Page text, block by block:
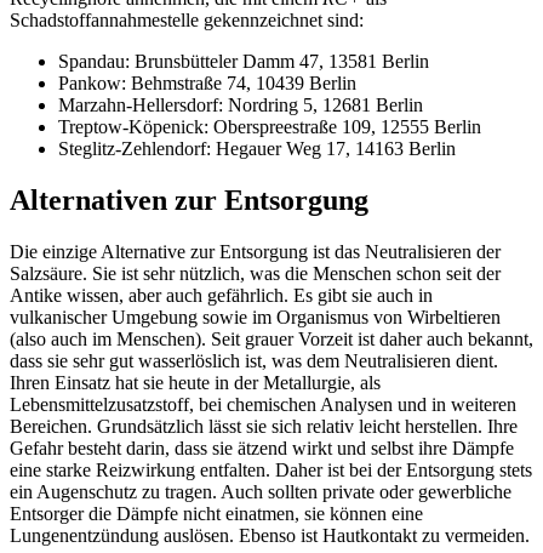
Schadstoffannahmestelle gekennzeichnet sind:
Spandau: Brunsbütteler Damm 47, 13581 Berlin
Pankow: Behmstraße 74, 10439 Berlin
Marzahn-Hellersdorf: Nordring 5, 12681 Berlin
Treptow-Köpenick: Oberspreestraße 109, 12555 Berlin
Steglitz-Zehlendorf: Hegauer Weg 17, 14163 Berlin
Alternativen zur Entsorgung
Die einzige Alternative zur Entsorgung ist das Neutralisieren der
Salzsäure. Sie ist sehr nützlich, was die Menschen schon seit der
Antike wissen, aber auch gefährlich. Es gibt sie auch in
vulkanischer Umgebung sowie im Organismus von Wirbeltieren
(also auch im Menschen). Seit grauer Vorzeit ist daher auch bekannt,
dass sie sehr gut wasserlöslich ist, was dem Neutralisieren dient.
Ihren Einsatz hat sie heute in der Metallurgie, als
Lebensmittelzusatzstoff, bei chemischen Analysen und in weiteren
Bereichen. Grundsätzlich lässt sie sich relativ leicht herstellen. Ihre
Gefahr besteht darin, dass sie ätzend wirkt und selbst ihre Dämpfe
eine starke Reizwirkung entfalten. Daher ist bei der Entsorgung stets
ein Augenschutz zu tragen. Auch sollten private oder gewerbliche
Entsorger die Dämpfe nicht einatmen, sie können eine
Lungenentzündung auslösen. Ebenso ist Hautkontakt zu vermeiden.